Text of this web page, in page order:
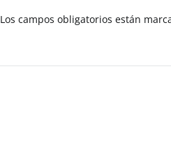
Los campos obligatorios están